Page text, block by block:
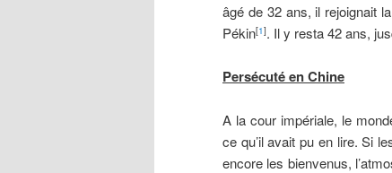
âgé de 32 ans, il rejoignait
Pékin[1]. Il y resta 42 ans,
Persécuté en Chine
A la cour impériale, le
ce qu’il avait pu en lire. Si
encore les bienvenus,